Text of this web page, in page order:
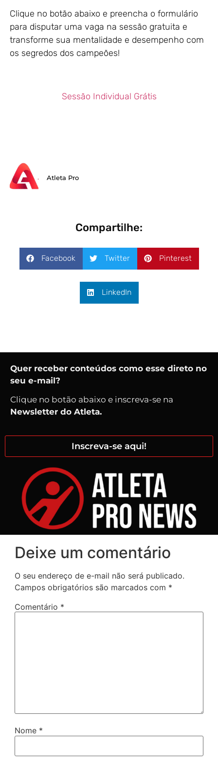
Clique no botão abaixo e preencha o formulário
para disputar uma vaga na sessão gratuita e
transforme sua mentalidade e desempenho com
os segredos dos campeões!
Sessão Individual Grátis
Atleta Pro
Compartilhe:
Facebook Twitter Pinterest
LinkedIn
Quer receber conteúdos como esse direto no
seu e-mail?
Clique no botão abaixo e inscreva-se na
Newsletter do Atleta.
Inscreva-se aqui!
Deixe um comentário
O seu endereço de e-mail não será publicado.
Campos obrigatórios são marcados com *
Comentário *
Nome *